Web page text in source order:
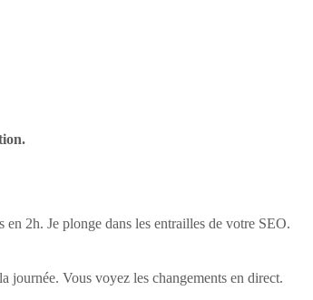
2h. Je plonge dans les entrailles de votre SEO.
journée. Vous voyez les changements en direct.